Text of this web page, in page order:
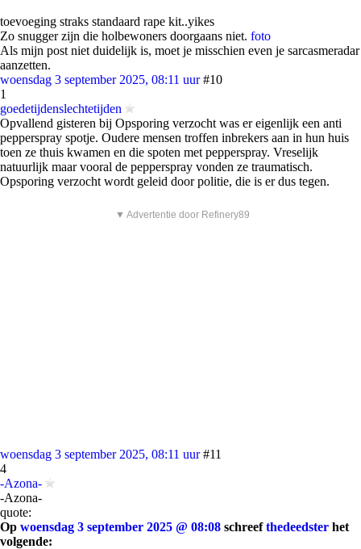
toevoeging straks standaard rape kit..yikes
Zo snugger zijn die holbewoners doorgaans niet. foto
Als mijn post niet duidelijk is, moet je misschien even je sarcasmeradar
aanzetten.
woensdag 3 september 2025, 08:11 uur #10
1
goedetijdenslechtetijden
Opvallend gisteren bij Opsporing verzocht was er eigenlijk een anti
pepperspray spotje. Oudere mensen troffen inbrekers aan in hun huis
toen ze thuis kwamen en die spoten met pepperspray. Vreselijk
natuurlijk maar vooral de pepperspray vonden ze traumatisch.
Opsporing verzocht wordt geleid door politie, die is er dus tegen.
▼ Advertentie door Refinery89
woensdag 3 september 2025, 08:11 uur #11
4
-Azona-
-Azona-
quote:
Op woensdag 3 september 2025 @ 08:08 schreefthedeedster het
volgende: